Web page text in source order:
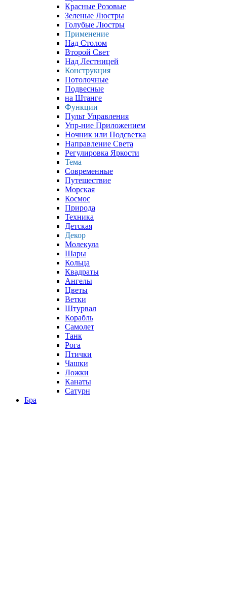
Красные Розовые
Зеленые Люстры
Голубые Люстры
Применение
Над Столом
Второй Свет
Над Лестницей
Конструкция
Потолочные
Подвесные
на Штанге
Функции
Пульт Управления
Упр-ние Приложением
Ночник или Подсветка
Направление Света
Регулировка Яркости
Тема
Современные
Путешествие
Морская
Космос
Природа
Техника
Детская
Декор
Молекула
Шары
Кольца
Квадраты
Ангелы
Цветы
Ветки
Штурвал
Корабль
Самолет
Танк
Рога
Птички
Чашки
Ложки
Канаты
Сатурн
Бра